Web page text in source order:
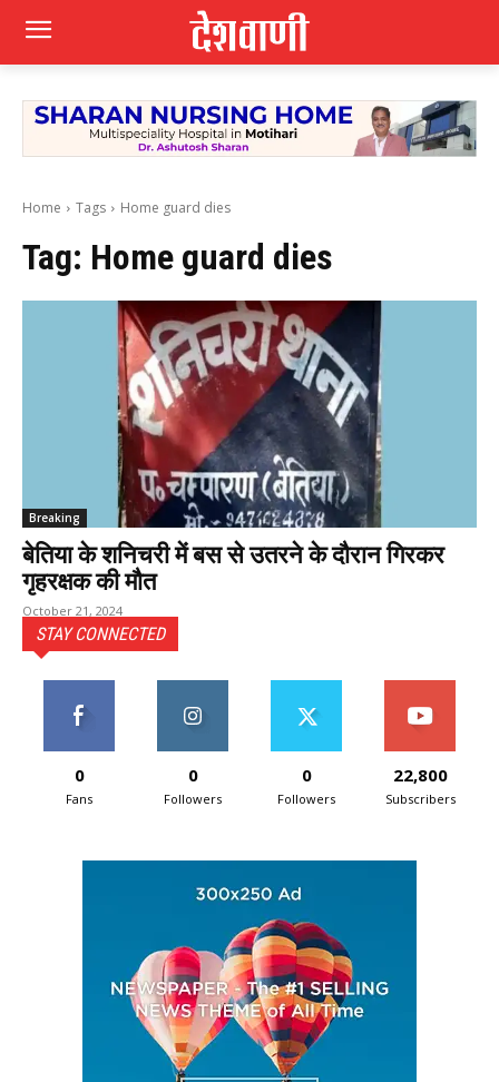
Home Tags Home guard dies
Tag: Home guard dies
Breaking
बेतिया के शनिचरी में बस से उतरने के दौरान गिरकर
गृहरक्षक की मौत
October 21, 2024
STAY CONNECTED
0
Fans
0
Followers
0
Followers
22,800
Subscribers